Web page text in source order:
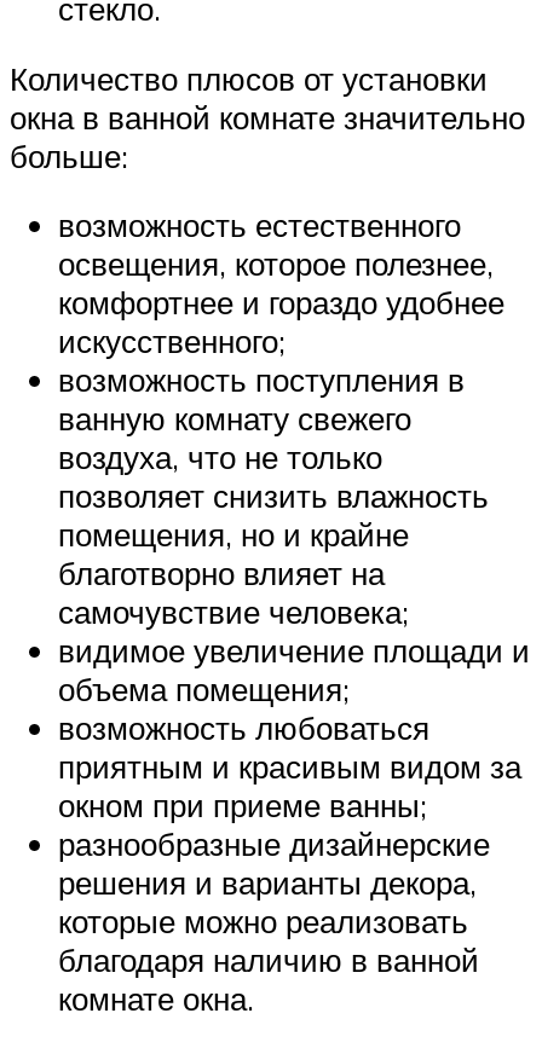
стекло.
Количество плюсов от установки
окна в ванной комнате значительно
больше:
возможность естественного
освещения, которое полезнее,
комфортнее и гораздо удобнее
искусственного;
возможность поступления в
ванную комнату свежего
воздуха, что не только
позволяет снизить влажность
помещения, но и крайне
благотворно влияет на
самочувствие человека;
видимое увеличение площади и
объема помещения;
возможность любоваться
приятным и красивым видом за
окном при приеме ванны;
разнообразные дизайнерские
решения и варианты декора,
которые можно реализовать
благодаря наличию в ванной
комнате окна.